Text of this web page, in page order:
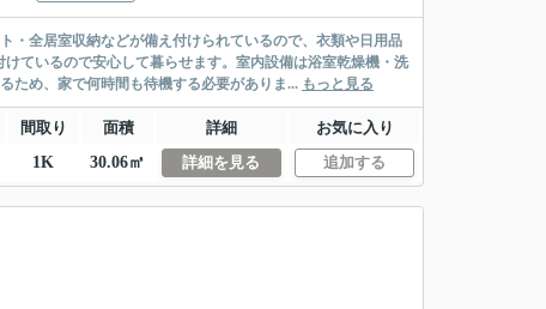
・全居室収納などが備え付けられているので、衣類や日用品
ているので安心して暮らせます。室内設備は浴室乾燥機・洗
ため、家で何時間も待機する必要がありま... もっと見る
間取り 面積 詳細
お気に入り
1K 30.06㎡ 詳細を見る 追加する